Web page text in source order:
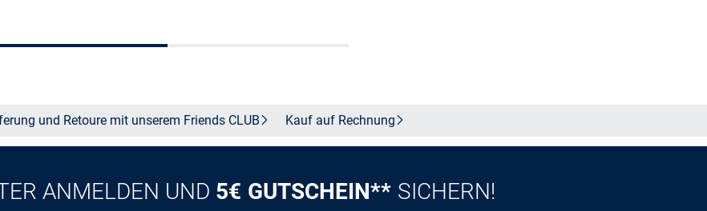
auswählen
und Retoure mit unserem Friends CLUB Kauf auf Rechnung
ANMELDEN UND 5€ GUTSCHEIN** SICHERN!